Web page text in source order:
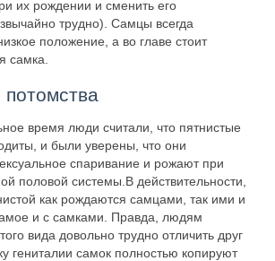
их рождении и сменить его
трудно). Самцы всегда
положение, а во главе стоит
самка.
время люди считали, что пятнистые
и были уверены, что они
спаривание и рожают при
половой системы.В действительности,
как рождаются самцами, так ими и
и с самками. Правда, людям
вида довольно трудно отличить друг
гениталии самок полностью копируют